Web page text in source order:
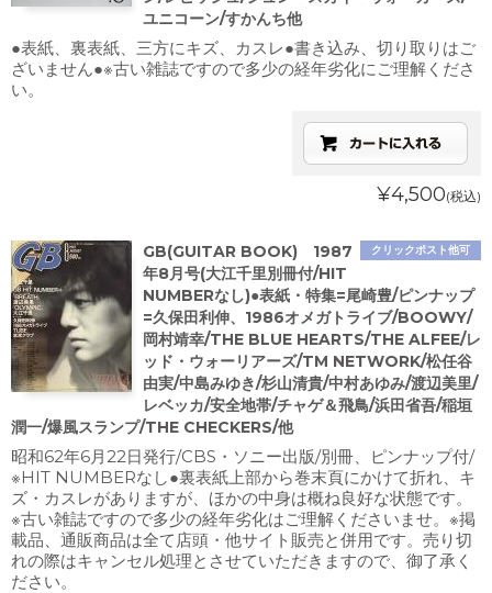
ユニコーン/すかんち他
●表紙、裏表紙、三方にキズ、カスレ●書き込み、切り取りはご
ざいません●※古い雑誌ですので多少の経年劣化にご理解くださ
い。
¥4,500(税込)
クリックポスト他可
GB(GUITAR BOOK) 1987
年8月号(大江千里別冊付/HIT
NUMBERなし)●表紙・特集=尾崎豊/ピンナップ
=久保田利伸、1986オメガトライブ/BOOWY/
岡村靖幸/THE BLUE HEARTS/THE ALFEE/レ
ッド・ウォーリアーズ/TM NETWORK/松任谷
由実/中島みゆき/杉山清貴/中村あゆみ/渡辺美里/
レベッカ/安全地帯/チャゲ＆飛鳥/浜田省吾/稲垣
潤一/爆風スランプ/THE CHECKERS/他
昭和62年6月22日発行/CBS・ソニー出版/別冊、ピンナップ付/
※HIT NUMBERなし●裏表紙上部から巻末頁にかけて折れ、キ
ズ・カスレがありますが、ほかの中身は概ね良好な状態です。
※古い雑誌ですので多少の経年劣化はご理解くださいませ。※掲
載品、通販商品は全て店頭・他サイト販売と併用です。売り切
れの際はキャンセル処理とさせていただきますので、御了承く
ださい。